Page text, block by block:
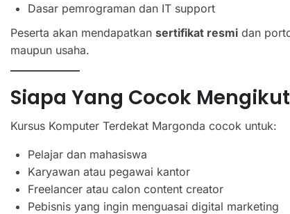
Dasar pemrograman dan IT support
Peserta akan mendapatkan sertifikat resmi dan
maupun usaha.
Siapa Yang Cocok
Kursus Komputer Terdekat Margonda cocok untuk:
Pelajar dan mahasiswa
Karyawan atau pegawai kantor
Freelancer atau calon content creator
Pebisnis yang ingin menguasai digital marketing